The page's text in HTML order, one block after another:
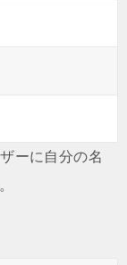
ーに自分の名